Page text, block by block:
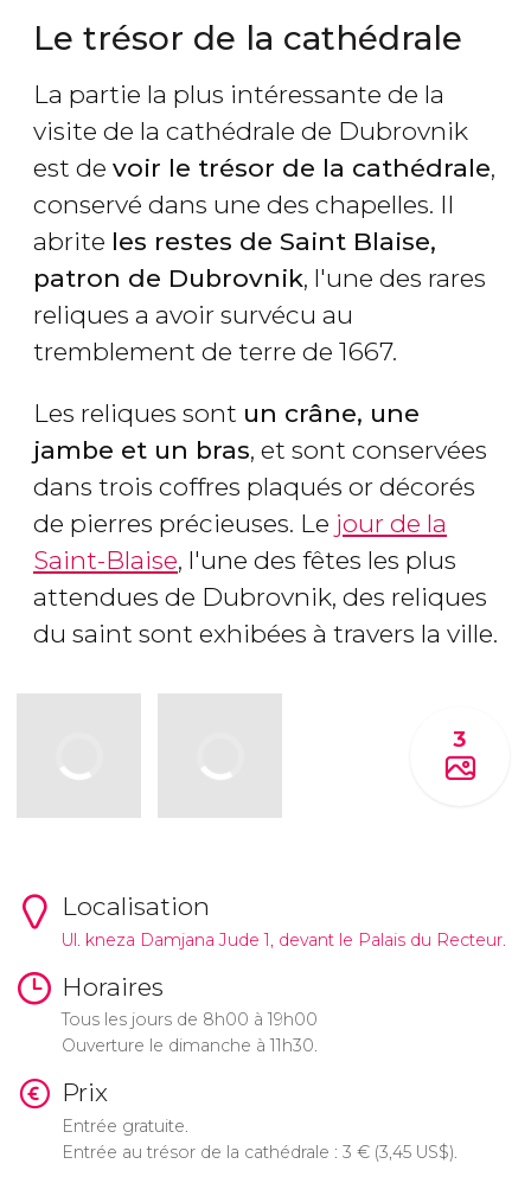
Le trésor de la cathédrale
La partie la plus intéressante de la
visite de la cathédrale de Dubrovnik
est de voir le trésor de la cathédrale,
conservé dans une des chapelles. Il
abrite les restes de Saint Blaise,
patron de Dubrovnik, l'une des rares
reliques a avoir survécu au
tremblement de terre de 1667.
Les reliques sont un crâne, une
jambe et un bras, et sont conservées
dans trois coffres plaqués or décorés
de pierres précieuses. Le jour de la
Saint-Blaise, l'une des fêtes les plus
attendues de Dubrovnik, des reliques
du saint sont exhibées à travers la ville.
3
Localisation
Ul. kneza Damjana Jude 1, devant le Palais du Recteur.
Horaires
Tous les jours de 8h00 à 19h00
Ouverture le dimanche à 11h30.
Prix
Entrée gratuite.
Entrée au trésor de la cathédrale : 3 €(3,45 US$).